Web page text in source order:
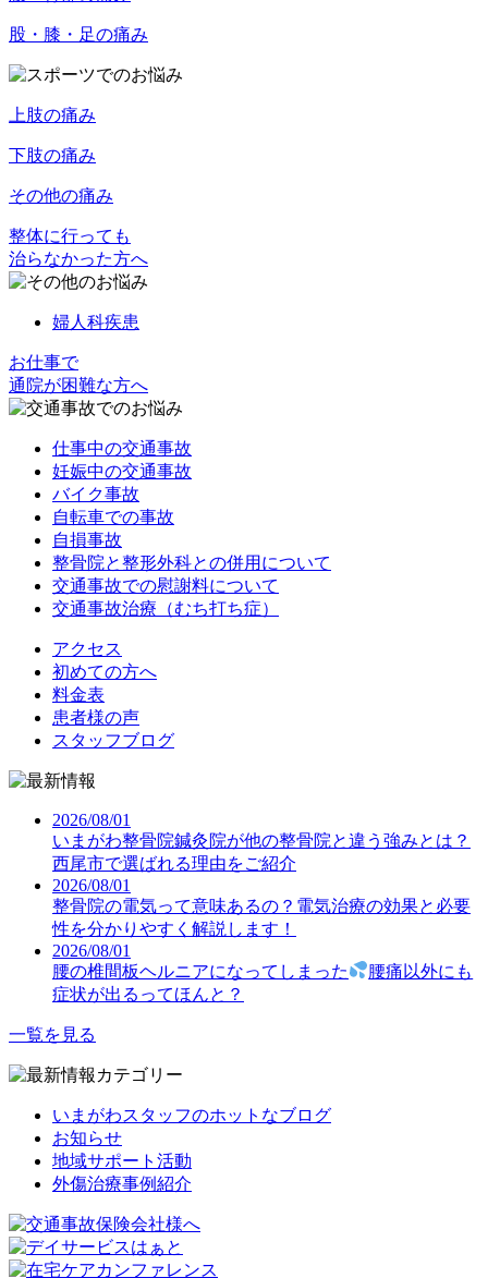
股・膝・足の痛み
上肢の痛み
下肢の痛み
その他の痛み
整体に行っても
治らなかった方へ
婦人科疾患
お仕事で
通院が困難な方へ
仕事中の交通事故
妊娠中の交通事故
バイク事故
自転車での事故
自損事故
整骨院と整形外科との併用について
交通事故での慰謝料について
交通事故治療（むち打ち症）
アクセス
初めての方へ
料金表
患者様の声
スタッフブログ
2026/08/01
いまがわ整骨院鍼灸院が他の整骨院と違う強みとは？
西尾市で選ばれる理由をご紹介
2026/08/01
整骨院の電気って意味あるの？電気治療の効果と必要
性を分かりやすく解説します！
2026/08/01
腰の椎間板ヘルニアになってしまった
腰痛以外にも
症状が出るってほんと？
一覧を見る
いまがわスタッフのホットなブログ
お知らせ
地域サポート活動
外傷治療事例紹介